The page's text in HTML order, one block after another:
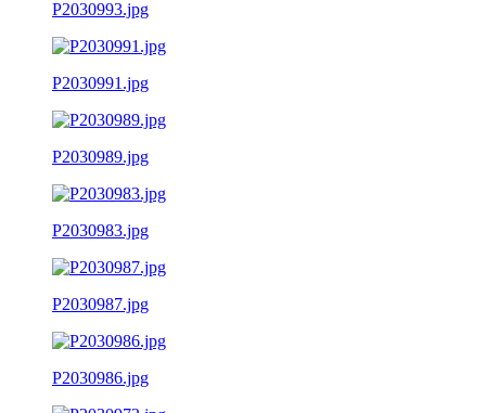
P2030993.jpg
P2030991.jpg
P2030989.jpg
P2030983.jpg
P2030987.jpg
P2030986.jpg